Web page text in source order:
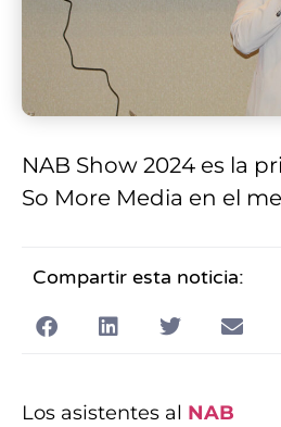
NAB Show 2024 es la
So More Media en el
Compartir esta noticia:
Los asistentes al NAB